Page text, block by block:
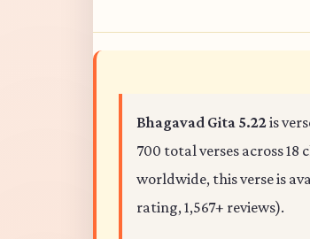
Bhagavad Gita 5.22is
700 total verses across
worldwide, this verse is
rating, 1,567+ reviews).